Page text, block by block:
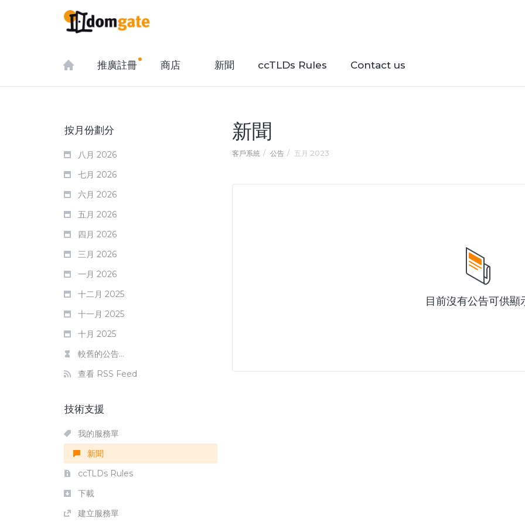
推廣註冊 商店 新聞 ccTLDs Rules Contact us
新聞
客戶系統 公告 五月 2023
按月份劃分
八月 2026
七月 2026
六月 2026
五月 2026
四月 2026
三月 2026
一月 2026
十二月 2025
十一月 2025
十月 2025
較舊的公告...
查看 RSS Feed
目前沒有公告可供顯
技術支援
我的服務單
新聞
ccTLDs Rules
下載
建立服務單